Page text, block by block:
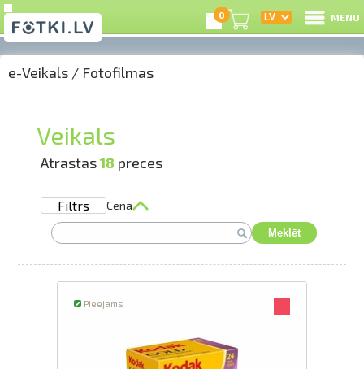
0 MENU
e-Veikals / Fotofilmas
Veikals
Atrastas18 preces
Filtrs Cena
Meklēt
Pieejams